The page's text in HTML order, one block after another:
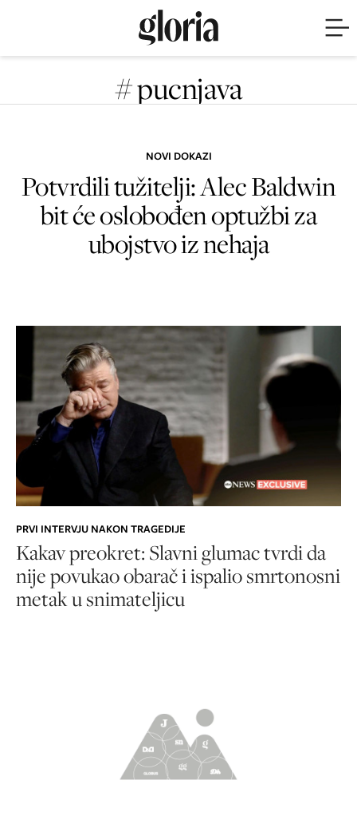
# pucnjava
NOVI DOKAZI
Potvrdili tužitelji: Alec Baldwin
bit će oslobođen optužbi za
ubojstvo iz nehaja
PRVI INTERVJU NAKON TRAGEDIJE
Kakav preokret: Slavni glumac tvrdi da
nije povukao obarač i ispalio smrtonosni
metak u snimateljicu